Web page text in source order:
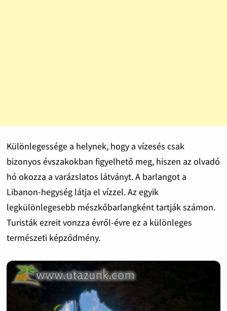
Különlegessége a helynek, hogy a vízesés csak
bizonyos évszakokban figyelhető meg, hiszen az olvadó
hó okozza a varázslatos látványt. A barlangot a
Libanon-hegység látja el vízzel. Az egyik
legkülönlegesebb mészkőbarlangként tartják számon.
Turisták ezreit vonzza évről-évre ez a különleges
természeti képződmény.